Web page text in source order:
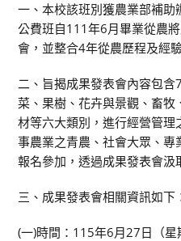
一、本校該班別獲農業部補
公費班自111年6月畢業從農
會，並整合4年從農歷程及經
二、旨揭成果發表會內容包
菜、果樹、花卉與景觀、畜
材等六大類別，進行經營管
事農業之青農、社會大眾、
報名參加，透過成果發表會汲
三、成果發表會相關資訊如下
(一)時間：115年6月27日（